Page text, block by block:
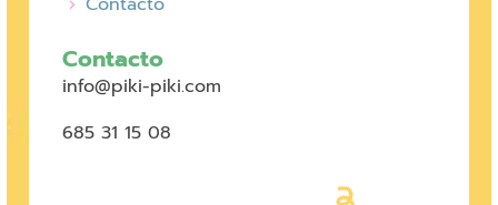
Contacto
info@piki-piki.com
685 31 15 08